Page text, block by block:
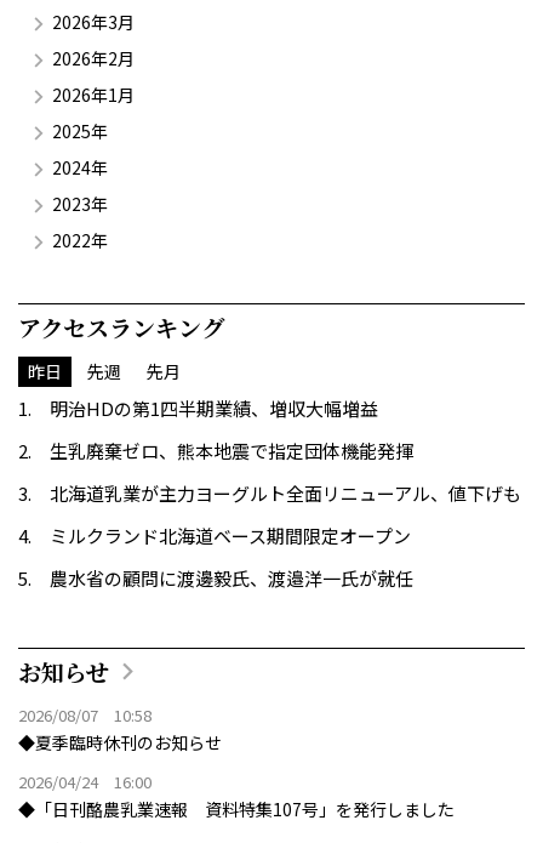
2026年3月
2026年2月
2026年1月
2025年
2024年
2023年
2022年
アクセスランキング
昨日 先週 先月
明治HDの第1四半期業績、増収大幅増益
生乳廃棄ゼロ、熊本地震で指定団体機能発揮
北海道乳業が主力ヨーグルト全面リニューアル、値下げも
ミルクランド北海道ベース期間限定オープン
農水省の顧問に渡邊毅氏、渡邉洋一氏が就任
お知らせ
2026/08/07 10:58
◆夏季臨時休刊のお知らせ
2026/04/24 16:00
◆「日刊酪農乳業速報 資料特集107号」を発行しました